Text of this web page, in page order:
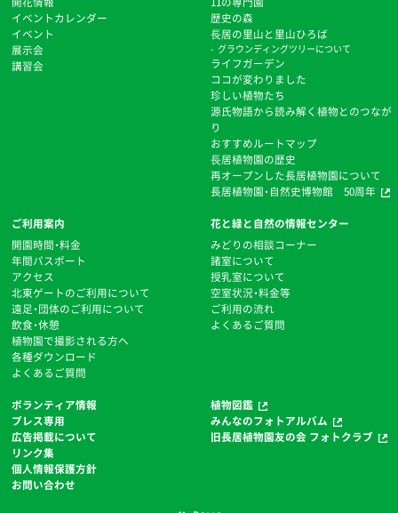
イベントカレンダー
イベント
展示会
講習会
歴史の森
⻑居の里山と里山ひろば
グラウンディングツリーについて
ライフガーデン
ココが変わりました
珍しい植物たち
源氏物語から読み解く植物とのつなが
り
おすすめルートマップ
⻑居植物園の歴史
再オープンした長居植物園について
長居植物園・自然史博物館 50周年
ご利用案内
開園時間・料金
年間パスポート
アクセス
北東ゲートのご利用について
遠足・団体のご利用について
飲食・休憩
植物園で撮影される方へ
各種ダウンロード
よくあるご質問
花と緑と自然の情報センター
みどりの相談コーナー
諸室について
授乳室について
空室状況・料金等
ご利用の流れ
よくあるご質問
ボランティア情報
プレス専用
広告掲載について
リンク集
個人情報保護方針
お問い合わせ
植物図鑑
みんなのフォトアルバム
旧長居植物園友の会 フォトクラブ